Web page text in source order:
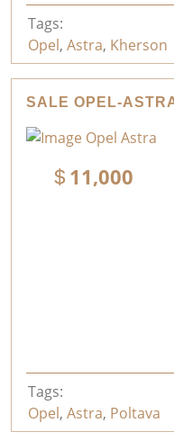
Tags:
Opel, Astra, Kherson
SALE OPEL-
11,000
Tags:
Opel, Astra, Poltava